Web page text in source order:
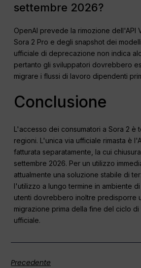
settembre 2026?
OpenAI prevede la rimozione dell'API
Sora 2 Pro e degli snapshot dei
ufficiale di deprecazione non indica
pertanto gli sviluppatori dovrebbero
migrare i flussi di lavoro dipendenti
Conclusione
L'accesso dei consumatori a Sora 2 è
regioni. L'unica via ufficiale rimasta è
fatturata separatamente, la cui
settembre 2026. Per un utilizzo
attualmente una soluzione stabile di
l'utilizzo a lungo termine in ambiente
utenti dovrebbero inoltre predisporre
migrazione prima della fine del ciclo di
ufficiale.
Precedente